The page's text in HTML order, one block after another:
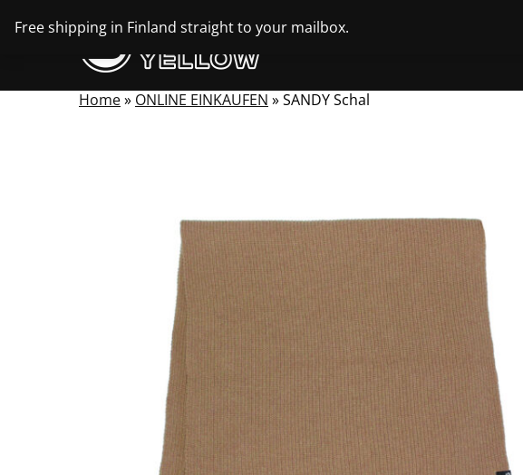
Free shipping in Finland straight to your mailbox.
Skip
Home» ONLINE EINKAUFEN »SANDY Schal